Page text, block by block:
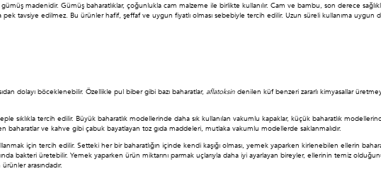
madenidir. Gümüş baharatlıklar, çoğunlukla cam malzeme ile birlikte kullanılır. Cam ve bambu, son derece
pek tavsiye edilmez. Bu ürünler hafif, şeffaf ve uygun fiyatlı olması sebebiyle tercih edilir. Uzun süreli kullanıma uygun
dolayı böceklenebilir. Özellikle pul biber gibi bazı baharatlar, aflatoksin denilen küf benzeri zararlı kimyasallar
sıklıkla tercih edilir. Büyük baharatlık modellerinde daha sık kullanılan vakumlu kapaklar, küçük baharatlık
baharatlar ve kahve gibi çabuk bayatlayan toz gıda maddeleri, mutlaka vakumlu modellerde saklanmalıdır.
için tercih edilir. Setteki her bir baharatlığın içinde kendi kaşığı olması, yemek yaparken kirlenebilen ellerin
bakteri üretebilir. Yemek yaparken ürün miktarını parmak uçlarıyla daha iyi ayarlayan bireyler, ellerinin temiz
arasındadır.